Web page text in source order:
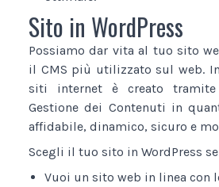
Sito in WordPress
Possiamo dar vita al tuo sito
il CMS più utilizzato sul web.
siti internet è creato
Gestione dei Contenuti in
affidabile, dinamico, sicuro e
Scegli il tuo sito in WordPress
Vuoi un sito web in linea con